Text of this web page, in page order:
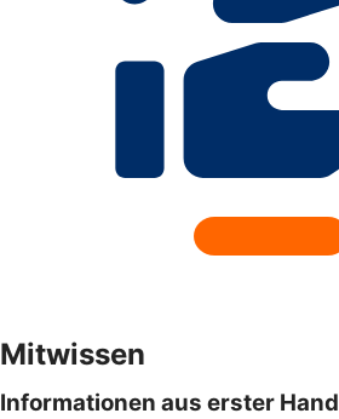
Mitwissen
Informationen aus erster Hand